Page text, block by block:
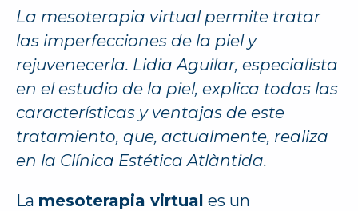
La mesoterapia virtual permite tratar
las imperfecciones de la piel y
rejuvenecerla. Lidia Aguilar, especialista
en el estudio de la piel, explica todas las
características y ventajas de este
tratamiento, que, actualmente, realiza
en la Clínica Estética Atlàntida.
La mesoterapia virtual es un